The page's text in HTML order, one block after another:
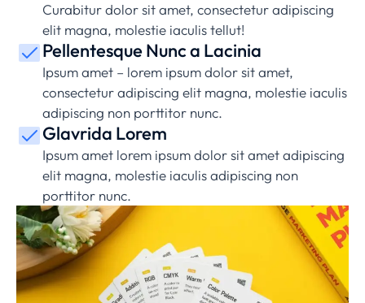
Curabitur dolor sit amet, consectetur adipiscing
elit magna, molestie iaculis tellut!
Pellentesque Nunc a Lacinia
Ipsum amet – lorem ipsum dolor sit amet,
consectetur adipiscing elit magna, molestie iaculis
adipiscing non porttitor nunc.
Glavrida Lorem
Ipsum amet lorem ipsum dolor sit amet adipiscing
elit magna, molestie iaculis adipiscing non
porttitor nunc.